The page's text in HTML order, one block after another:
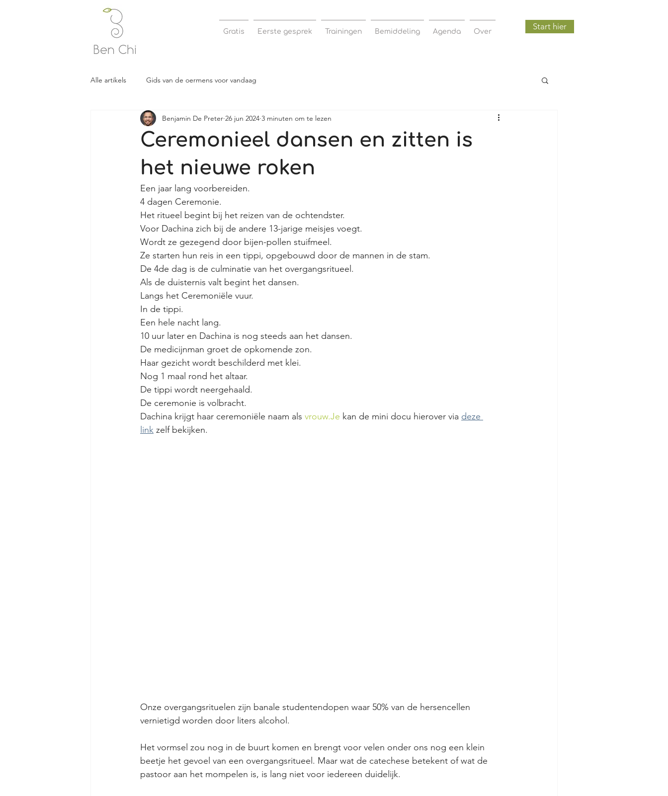
Gratis Eerste gesprek Trainingen Bemiddeling Agenda Over
Start hier
Alle artikels Gids van de oermens voor vandaag
Ceremonieel dansen en zitten is
het nieuwe roken
Benjamin De Preter 26 jun 2024 3 minuten om te lezen
Een jaar lang voorbereiden.
4 dagen Ceremonie.
Het ritueel begint bij het reizen van de ochtendster.
Voor Dachina zich bij de andere 13-jarige meisjes voegt.
Wordt ze gezegend door bijen-pollen stuifmeel.
Ze starten hun reis in een tippi, opgebouwd door de mannen in de stam.
De 4de dag is de culminatie van het overgangsritueel.
Als de duisternis valt begint het dansen.
Langs het Ceremoniële vuur.
In de tippi.
Een hele nacht lang.
10 uur later en Dachina is nog steeds aan het dansen.
De medicijnman groet de opkomende zon.
Haar gezicht wordt beschilderd met klei.
Nog 1 maal rond het altaar.
De tippi wordt neergehaald.
De ceremonie is volbracht.
Dachina krijgt haar ceremoniële naam als vrouw.Je kan de mini docu hierover via deze
link zelf bekijken.
Onze overgangsrituelen zijn banale studentendopen waar 50% van de hersencellen
vernietigd worden door liters alcohol.
Het vormsel zou nog in de buurt komen en brengt voor velen onder ons nog een klein
beetje het gevoel van een overgangsritueel. Maar wat de catechese betekent of wat de
pastoor aan het mompelen is, is lang niet voor iedereen duidelijk.